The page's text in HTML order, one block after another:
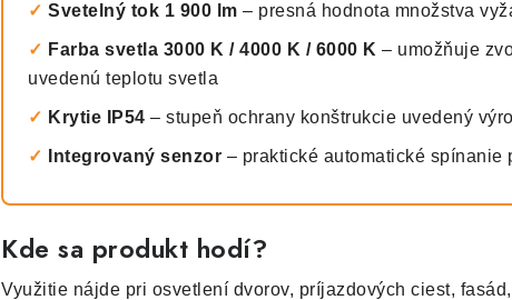
✓ Svetelný tok 1 900 lm – presná hodnota množstva
✓ Farba svetla 3000 K / 4000 K / 6000 K – umožňuje
uvedenú teplotu svetla
✓ Krytie IP54 – stupeň ochrany konštrukcie uvedený
✓ Integrovaný senzor – praktické automatické
Kde sa produkt hodí?
Využitie nájde pri osvetlení dvorov, príjazdových ciest,